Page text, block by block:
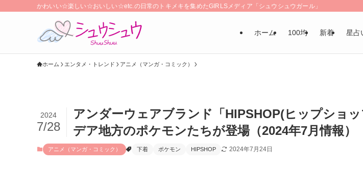
かわいい☆楽しい☆おいしい☆etc.の日常のトキメキを集めたGIRLSメディア「シュウシュウガール」
ホーム 100均 新着 星占
ホーム エンタメ・トレンド アニメ（マンガ・コミック）
アンダーウェアブランド「HIPSHOP(ヒップショ
デア地方のポケモンたちが登場（2024年7月情報）
2024
7/28
アニメ（マンガ・コミック） 下着 ポケモン HIPSHOP 2024年7月24日